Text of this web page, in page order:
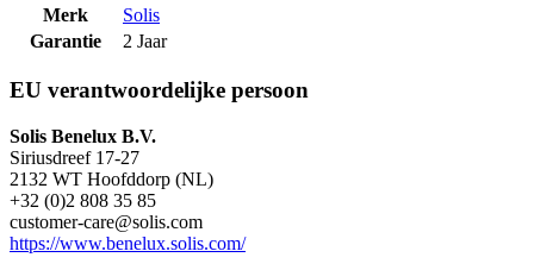
Merk
Solis
Garantie
2 Jaar
EU verantwoordelijke persoon
Solis Benelux B.V.
Siriusdreef 17-27
2132 WT Hoofddorp (NL)
+32 (0)2 808 35 85
customer-care@solis.com
https://www.benelux.solis.com/